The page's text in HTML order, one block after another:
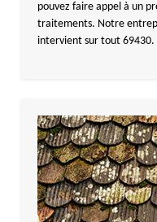
pouvez faire appel à un
traitements. Notre
intervient sur tout 69430.